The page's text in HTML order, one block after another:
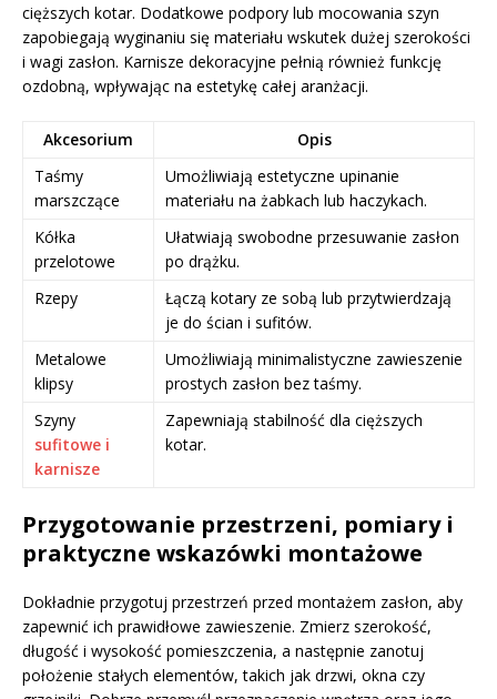
cięższych kotar. Dodatkowe podpory lub mocowania szyn
zapobiegają wyginaniu się materiału wskutek dużej szerokości
i wagi zasłon. Karnisze dekoracyjne pełnią również funkcję
ozdobną, wpływając na estetykę całej aranżacji.
Akcesorium
Opis
Taśmy
marszczące
Umożliwiają estetyczne upinanie
materiału na żabkach lub haczykach.
Kółka
przelotowe
Ułatwiają swobodne przesuwanie zasłon
po drążku.
Rzepy
Łączą kotary ze sobą lub przytwierdzają
je do ścian i sufitów.
Metalowe
klipsy
Umożliwiają minimalistyczne zawieszenie
prostych zasłon bez taśmy.
Szyny
sufitowe i
karnisze
Zapewniają stabilność dla cięższych
kotar.
Przygotowanie przestrzeni, pomiary i
praktyczne wskazówki montażowe
Dokładnie przygotuj przestrzeń przed montażem zasłon, aby
zapewnić ich prawidłowe zawieszenie. Zmierz szerokość,
długość i wysokość pomieszczenia, a następnie zanotuj
położenie stałych elementów, takich jak drzwi, okna czy